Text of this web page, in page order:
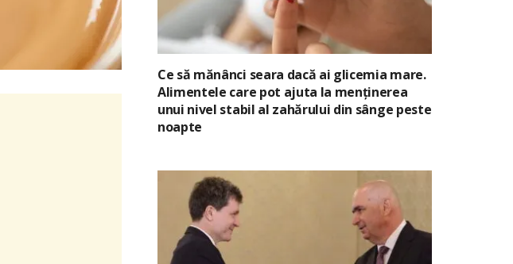
Ce să mănânci seara dacă ai glicemia mare.
Alimentele care pot ajuta la menținerea
unui nivel stabil al zahărului din sânge peste
noapte